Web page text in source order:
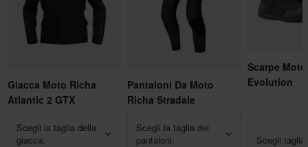
Giacca Moto Richa
Atlantic 2 GTX
Scegli la taglia della
giacca:
Pantaloni Da Moto
Richa Stradale
Scegli la taglia dei
pantaloni:
Scarpe
Evolution
Scegli